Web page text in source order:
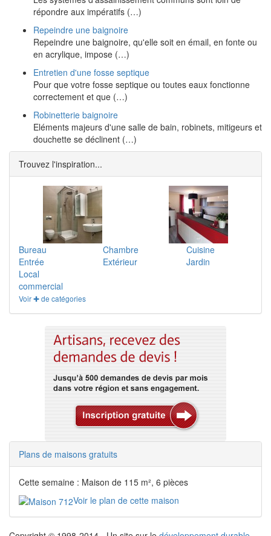
répondre aux impératifs (…)
Repeindre une baignoire
Repeindre une baignoire, qu'elle soit en émail, en fonte ou
en acrylique, impose (…)
Entretien d'une fosse septique
Pour que votre fosse septique ou toutes eaux fonctionne
correctement et que (…)
Robinetterie baignoire
Eléments majeurs d'une salle de bain, robinets, mitigeurs et
douchette se déclinent (…)
Trouvez l'inspiration...
Bureau Chambre
Cuisine
Entrée
Extérieur
Jardin
Local
commercial
Voir ✚ de catégories
Plans de maisons gratuits
Cette semaine : Maison de 115 m², 6 pièces
Voir le plan de cette maison